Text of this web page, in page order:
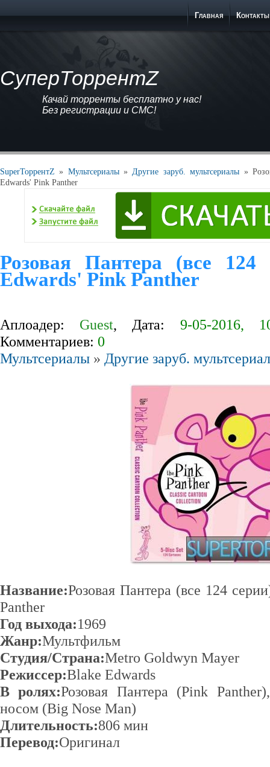
СуперТоррентZ
Качай торренты бесплатно у нас!
Без регистрации и СМС!
Главная Контакты
SuperТоррентZ » Мультсериалы»Другие заруб. мультсериалы »
Edwards' Pink Panther
Розовая Пантера (все
Edwards' Pink Panther
Аплоадер: Guest, Дата:
9-05-2016,
Комментариев: 0
Мультсериалы » Другие заруб.
Название:Розовая Пантера (все 124
Panther
Год выхода:1969
Жанр:Мультфильм
Студия/Страна:Metro Goldwyn Mayer
Режиссер:Blake Edwards
В ролях:Розовая Пантера (Pink
носом (Big Nose Man)
Длительность:806 мин
Перевод:Оригинал